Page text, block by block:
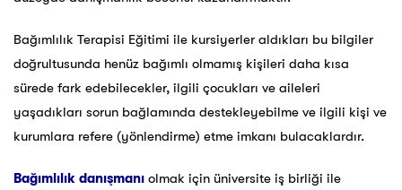
Bağımlılık Terapisi Eğitimi ile kursiyerler aldıkları bu bilgiler
doğrultusunda henüz bağımlı olmamış kişileri daha kısa
sürede fark edebilecekler, ilgili çocukları ve aileleri
yaşadıkları sorun bağlamında destekleyebilme ve ilgili kişi ve
kurumlara refere (yönlendirme) etme imkanı bulacaklardır.
Bağımlılık danışmanı olmak için üniversite iş birliği ile